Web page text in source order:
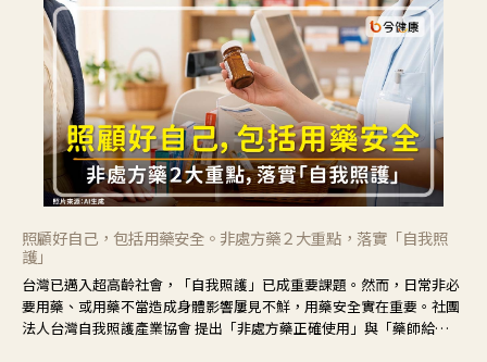
照顧好自己，包括用藥安全。非處方藥２大重點，落實「自我照
護」
台灣已邁入超高齡社會，「自我照護」已成重要課題。然而，日常非必
要用藥、或用藥不當造成身體影響屢見不鮮，用藥安全實在重要。社團
法人台灣自我照護產業協會 提出「非處方藥正確使用」與「藥師給